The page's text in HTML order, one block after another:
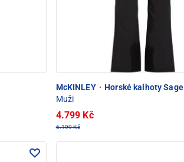
McKINLEY · Horské kalhoty Sage
Muži
4.799 Kč
6.199 Kč